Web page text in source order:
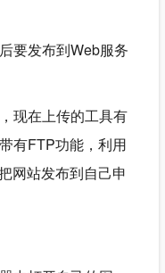
要发布到Web服务
现在上传的工具有
有FTP功能，利用
网站发布到自己申